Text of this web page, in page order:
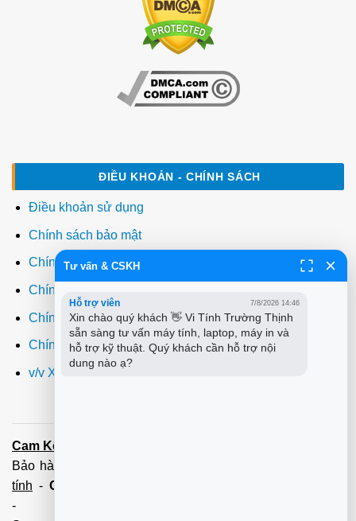
ĐIỀU KHOẢN - CHÍNH SÁCH
Điều khoản sử dụng
Chính sách bảo mật
Chính sách thanh toán
Chính sách giao hàng
Chính sách đổi trả
Chính sách bảo hành
v/v Xuất hóa đơn đỏ VAT
Cam Kết:
Bảo hành tận tâm - Xuất hóa đơn đỏ đầy đủ
tính - Cài Win Tận Nơi
-
Tư vấn & CSKH
Hỗ trợ viên 7/8/2026 14:46
Xin chào quý khách 👋 Vi Tính Trường Thịnh
sẵn sàng tư vấn máy tính, laptop, máy in và
hỗ trợ kỹ thuật. Quý khách cần hỗ trợ nội
dung nào ạ?